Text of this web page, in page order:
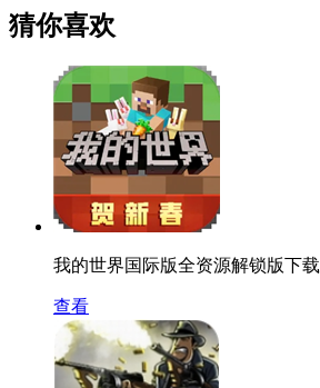
猜你喜欢
我的世界国际版全资源解锁版下载
查看